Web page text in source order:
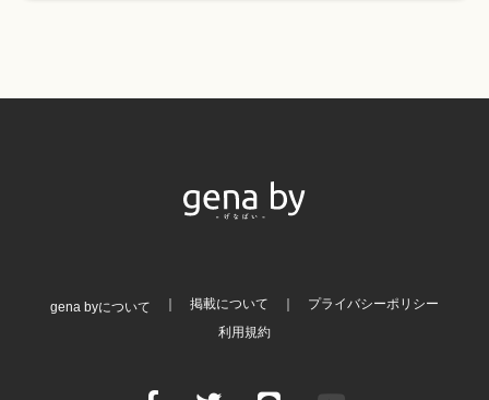
gena byについて 掲載について
プライバシーポリシー
利用規約